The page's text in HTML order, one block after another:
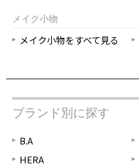
メイク小物
メイク小物をすべて見る
ブランド別に探す
B.A
HERA